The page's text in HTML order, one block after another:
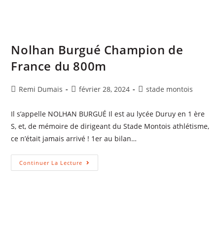
Nolhan Burgué Champion de
France du 800m
Remi Dumais février 28, 2024 stade montois
Il s’appelle NOLHAN BURGUÉ Il est au lycée Duruy en 1 ère
S, et, de mémoire de dirigeant du Stade Montois athlétisme,
ce n’était jamais arrivé ! 1er au bilan…
Continuer La Lecture